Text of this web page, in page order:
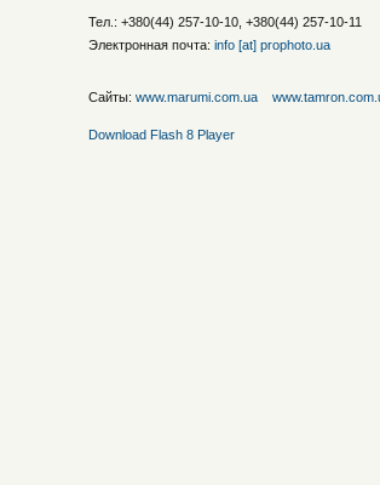
Тел.: +380(44) 257-10-10, +380(44) 257-10-11
Электронная почта: info [at] prophoto.ua
Сайты: www.marumi.com.ua
Download Flash 8 Player